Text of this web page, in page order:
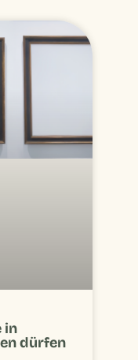
in
dürfen